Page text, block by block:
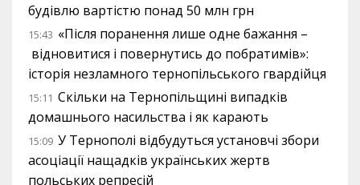
будівлю вартістю понад 50 млн грн
15:43 «Після поранення лише одне бажання –
відновитися і повернутись до побратимів»:
історія незламного тернопільського гвардійця
15:11 Скільки на Тернопільщині випадків
домашнього насильства і як карають
15:09 У Тернополі відбудуться установчі збори
асоціації нащадків українських жертв
польських репресій